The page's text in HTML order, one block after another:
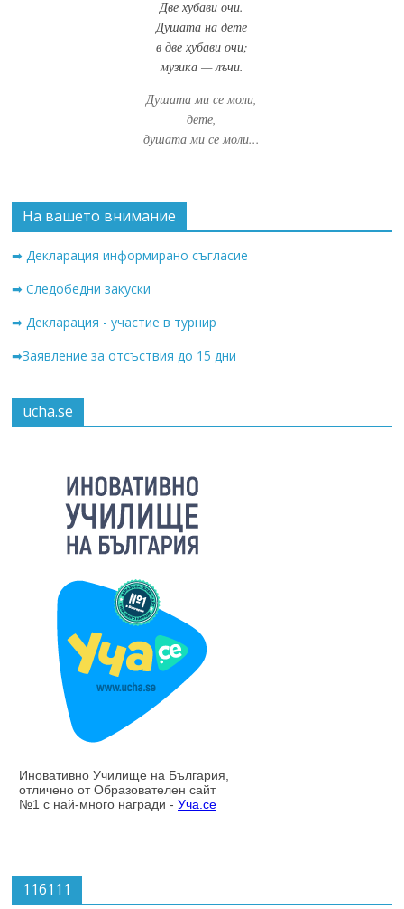
Две хубави очи.
Душата на дете
в две хубави очи;
музика — лъчи.
Душата ми се моли,
дете,
душата ми се моли...
На вашето внимание
➡ Декларация информирано съгласие
➡ Следобедни закуски
➡ Декларация - участие в турнир
➡Заявление за отсъствия до 15 дни
ucha.se
116111